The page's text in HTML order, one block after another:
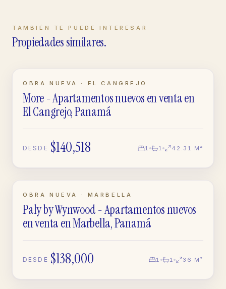
TAMBIÉN TE PUEDE INTERESAR
Propiedades similares.
EN CONSTRUCCIÓN
APARTAMENTO
OBRA NUEVA · EL CANGREJO
More - Apartamentos nuevos en venta en
El Cangrejo, Panamá
DESDE $140,518 1 1 42.31 M²
PREVENTA
APARTAMENTO
OBRA NUEVA · MARBELLA
Paly by Wynwood - Apartamentos nuevos
en venta en Marbella, Panamá
DESDE $138,000 1 1 36 M²